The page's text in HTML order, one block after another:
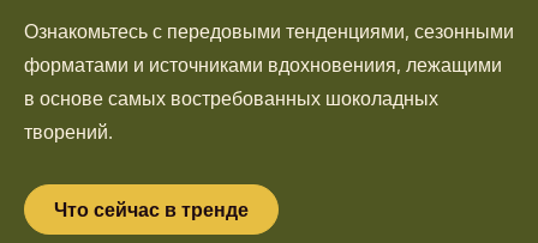
Ознакомьтесь с передовыми тенденциями, сезонными
форматами и источниками вдохновениия, лежащими
в основе самых востребованных шоколадных
творений.
Что сейчас в тренде